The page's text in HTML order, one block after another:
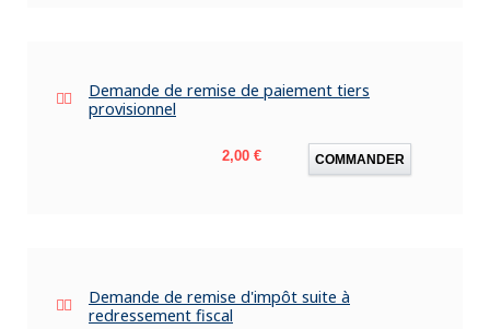
Demande de remise de paiement tiers
provisionnel
Prix
2,00 € COMMANDER
Demande de remise d'impôt suite à
redressement fiscal